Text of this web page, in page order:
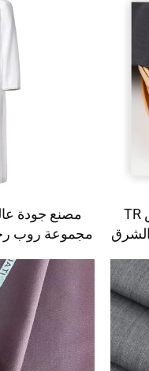
مصنع بناءً على الطلب، قماش TR
مجموعة روب